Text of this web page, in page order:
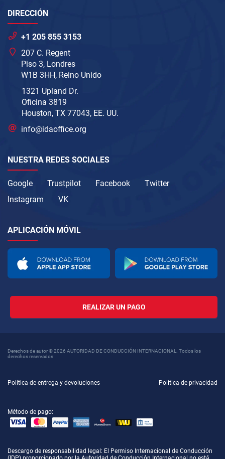
DIRECCIÓN
+1 205 855 3153
207 C. Regent
Piso 3, Londres
W1B 3HH, Reino Unido
1321 Upland Dr.
Oficina 3819
Houston, TX 77043, EE. UU.
info@idaoffice.org
NUESTRA REDES SOCIALES
Google Trustpilot Facebook
Twitter
Instagram
VK
APLICACIÓN MÓVIL
REALIZAR UN PAGO
Derechos de autor © 2026 AUTORIDAD DE CONDUCCIÓN INTERNACIONAL. Todos los
derechos reservados
Política de entrega y devoluciones Política de privacidad
Método de pago:
Descargo de responsabilidad legal : El Permiso Internacional de Conducción